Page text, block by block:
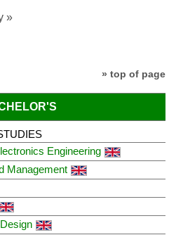
»
» top of page
Engineering
Management